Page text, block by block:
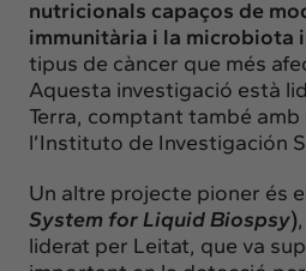
nutricionals capaços de
immunitària i la microbiota
tipus de càncer que més
Aquesta investigació està
Terra, comptant també
l’Instituto de Investigación
Un altre projecte pioner és
System for Liquid Biospsy)
liderat per Leitat, que va